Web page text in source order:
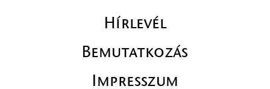
Hírlevél
Bemutatkozás
Impresszum